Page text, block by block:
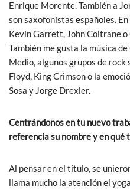
Enrique Morente. También a
son saxofonistas españoles.
Kevin Garrett, John Coltrane
También me gusta la música
Medio, algunos grupos de rock
Floyd, King Crimson o la
Sosa y Jorge Drexler.
Centrándonos en tu nuevo
referencia su nombre y en qué
Al pensar en el título, se
llama mucho la atención el